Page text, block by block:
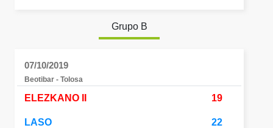
Grupo B
07/10/2019
Beotibar - Tolosa
ELEZKANO II 19
LASO 22